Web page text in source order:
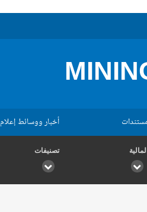
أخبار ووسائط إعلام
تصنيفات